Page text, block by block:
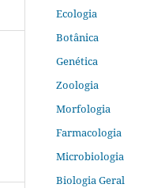
Ecologia
Botânica
Genética
Zoologia
Morfologia
Farmacologia
Microbiologia
Biologia Geral